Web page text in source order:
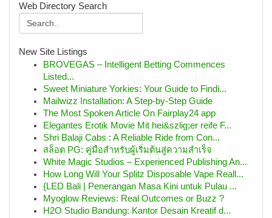
Web Directory Search
New Site Listings
BROVEGAS – Intelligent Betting Commences
Listed...
Sweet Miniature Yorkies: Your Guide to Findi...
Mailwizz Installation: A Step-by-Step Guide
The Most Spoken Article On Fairplay24 app
Elegantes Erotik Movie Mit hei&szlig;er reife F...
Shri Balaji Cabs : A Reliable Ride from Con...
สล็อต PG: คู่มือสำหรับผู้เริ่มต้นสู่ความสำเร็จ
White Magic Studios – Experienced Publishing An...
How Long Will Your Splitz Disposable Vape Reall...
{LED Bali | Penerangan Masa Kini untuk Pulau ...
Myoglow Reviews: Real Outcomes or Buzz ?
H2O Studio Bandung: Kantor Desain Kreatif d...